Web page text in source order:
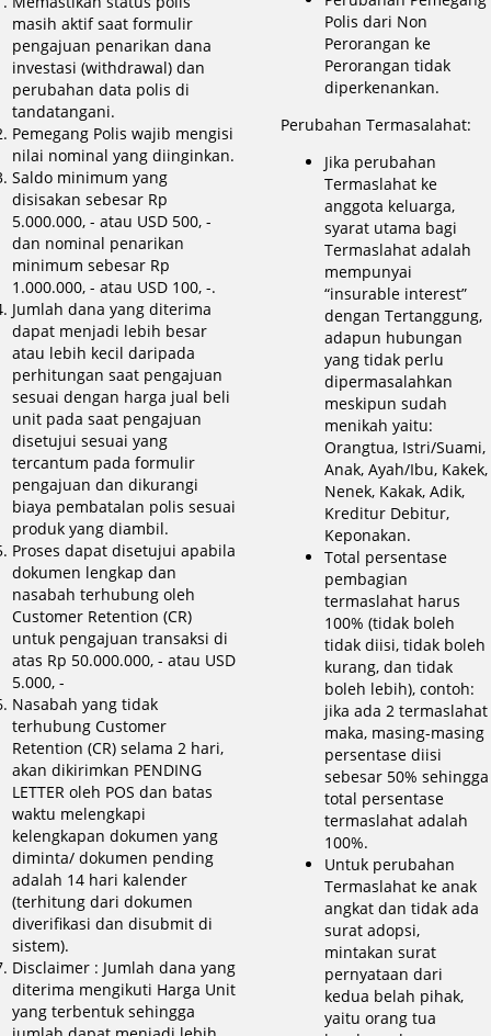
masih aktif saat formulir
pengajuan penarikan dana
investasi (withdrawal) dan
perubahan data polis di
tandatangani.
Pemegang Polis wajib mengisi
nilai nominal yang diinginkan.
Saldo minimum yang
disisakan sebesar Rp
5.000.000, - atau USD 500, -
dan nominal penarikan
minimum sebesar Rp
1.000.000, - atau USD 100, -.
Jumlah dana yang diterima
dapat menjadi lebih besar
atau lebih kecil daripada
perhitungan saat pengajuan
sesuai dengan harga jual beli
unit pada saat pengajuan
disetujui sesuai yang
tercantum pada formulir
pengajuan dan dikurangi
biaya pembatalan polis sesuai
produk yang diambil.
Proses dapat disetujui apabila
dokumen lengkap dan
nasabah terhubung oleh
Customer Retention (CR)
untuk pengajuan transaksi di
atas Rp 50.000.000, - atau USD
5.000, -
Nasabah yang tidak
terhubung Customer
Retention (CR) selama 2 hari,
akan dikirimkan PENDING
LETTER oleh POS dan batas
waktu melengkapi
kelengkapan dokumen yang
diminta/ dokumen pending
adalah 14 hari kalender
(terhitung dari dokumen
diverifikasi dan disubmit di
sistem).
Disclaimer : Jumlah dana yang
diterima mengikuti Harga Unit
yang terbentuk sehingga
Polis dari Non
Perorangan ke
Perorangan tidak
diperkenankan.
Perubahan Termasalahat:
Jika perubahan
Termaslahat ke
anggota keluarga,
syarat utama bagi
Termaslahat adalah
mempunyai
“insurable interest”
dengan Tertanggung,
adapun hubungan
yang tidak perlu
dipermasalahkan
meskipun sudah
menikah yaitu:
Orangtua, Istri/Suami,
Anak, Ayah/Ibu, Kakek,
Nenek, Kakak, Adik,
Kreditur Debitur,
Keponakan.
Total persentase
pembagian
termaslahat harus
100% (tidak boleh
tidak diisi, tidak boleh
kurang, dan tidak
boleh lebih), contoh:
jika ada 2 termaslahat
maka, masing-masing
persentase diisi
sebesar 50% sehingga
total persentase
termaslahat adalah
100%.
Untuk perubahan
Termaslahat ke anak
angkat dan tidak ada
surat adopsi,
mintakan surat
pernyataan dari
kedua belah pihak,
yaitu orang tua